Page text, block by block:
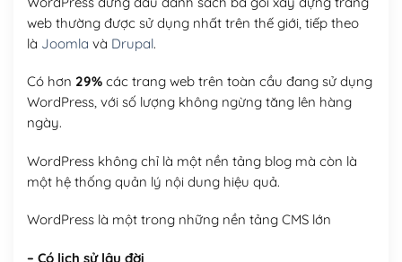
web thường được sử dụng nhất trên thế giới, tiếp theo
là Joomla và Drupal.
Có hơn 29%các trang web trên toàn cầu đang sử dụng
WordPress, với số lượng không ngừng tăng lên hàng
ngày.
WordPress không chỉ là một nền tảng blog mà còn là
một hệ thống quản lý nội dung hiệu quả.
WordPress là một trong những nền tảng CMS lớn
– Có lịch sử lâu đời